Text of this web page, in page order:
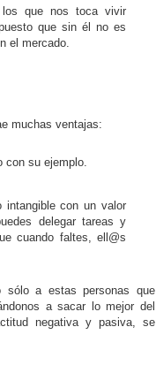
que nos toca vivir
que sin él no es
el mercado.
muchas ventajas:
con su ejemplo.
con un valor
delegar tareas y
cuando faltes, ell@s
sólo a estas personas que
a sacar lo mejor del
negativa y pasiva, se